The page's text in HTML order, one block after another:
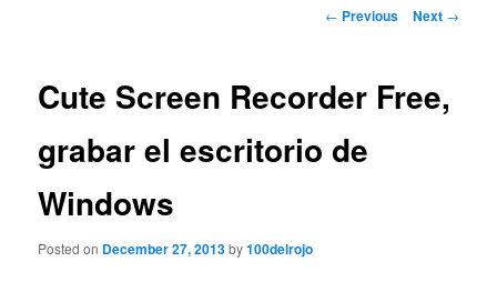
Post
← Previous Next →
Cute Screen Recorder Free,
grabar el escritorio de
Windows
Posted on December 27, 2013by100delrojo